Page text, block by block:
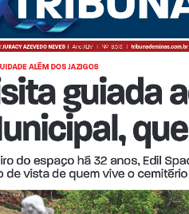
© 2026 Tribuna Impressa•
do espaço há 32 anos,
de vista de quem vive o
guiada
ALÉM DOS JAZIGOS
JURACY AZEVEDO NEVES | Ano XLIV   |   Nº  9.513   | tribunademinas.com.br